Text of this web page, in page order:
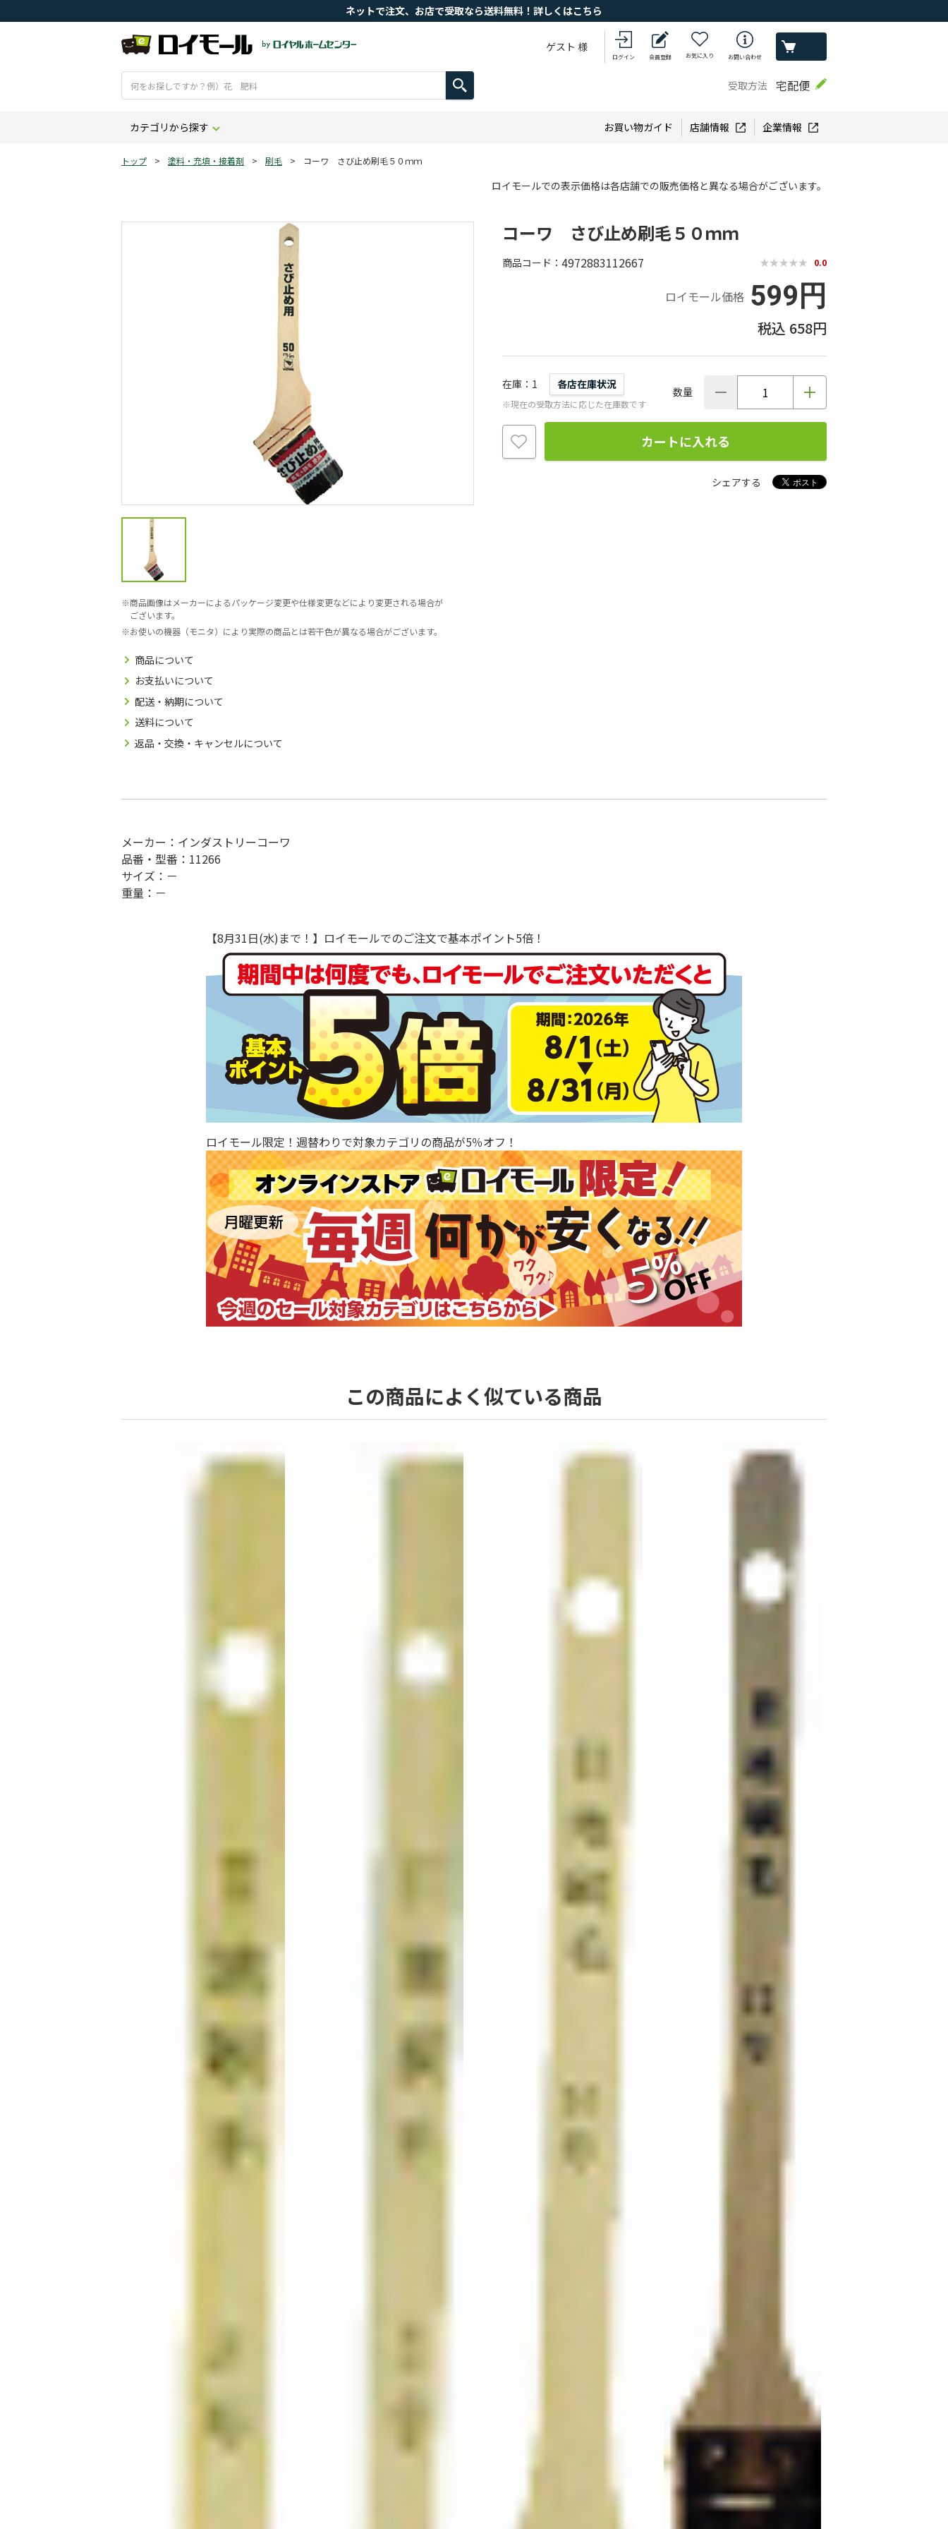
ネットで注文、お店で受取なら送料無料！詳しくはこちら
ゲスト 様
ログイン 会員登録 お気に入り お問い合わせ
受取方法 宅配便
カテゴリから探す お買い物ガイド 店舗情報 企業情報
トップ > 塗料・充填・接着剤 > 刷毛 > コーワ さび止め刷毛５０ｍｍ
ロイモールでの表示価格は各店舗での販売価格と異なる場合がございます。
商品画像はメーカーによるパッケージ変更や仕様変更などにより変更される場合が
ございます。
お使いの機器（モニタ）により実際の商品とは若干色が異なる場合がございます。
商品について
お支払いについて
配送・納期について
送料について
返品・交換・キャンセルについて
コーワ さび止め刷毛５０ｍｍ
商品コード 4972883112667 0.0
ロイモール価格 599円
658円
在庫 1 各店在庫状況
※現在の受取方法に応じた在庫数です
数量
カートに入れる
シェアする
メーカー：インダストリーコーワ
品番・型番：11266
サイズ：－
重量：－
【8月31日(水)まで！】ロイモールでのご注文で基本ポイント5倍！
ロイモール限定！週替わりで対象カテゴリの商品が5％オフ！
この商品によく似ている商品